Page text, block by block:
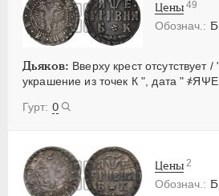
Дьяков: Вверху крест
украшение из точек К ", дата "
0
Цены 49
Цены 2